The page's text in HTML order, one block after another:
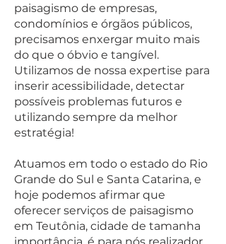
paisagismo de empresas,
condomínios e órgãos públicos,
precisamos enxergar muito mais
do que o óbvio e tangível.
Utilizamos de nossa expertise para
inserir acessibilidade, detectar
possíveis problemas futuros e
utilizando sempre da melhor
estratégia!
Atuamos em todo o estado do Rio
Grande do Sul e Santa Catarina, e
hoje podemos afirmar que
oferecer serviços de paisagismo
em Teutônia, cidade de tamanha